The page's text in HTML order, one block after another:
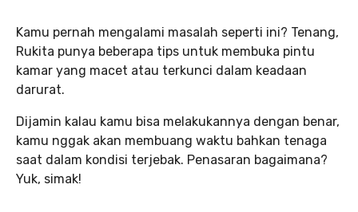
Kamu pernah mengalami masalah seperti ini? Tenang,
Rukita punya beberapa tips untuk membuka pintu
kamar yang macet atau terkunci dalam keadaan
darurat.
Dijamin kalau kamu bisa melakukannya dengan benar,
kamu nggak akan membuang waktu bahkan tenaga
saat dalam kondisi terjebak. Penasaran bagaimana?
Yuk, simak!